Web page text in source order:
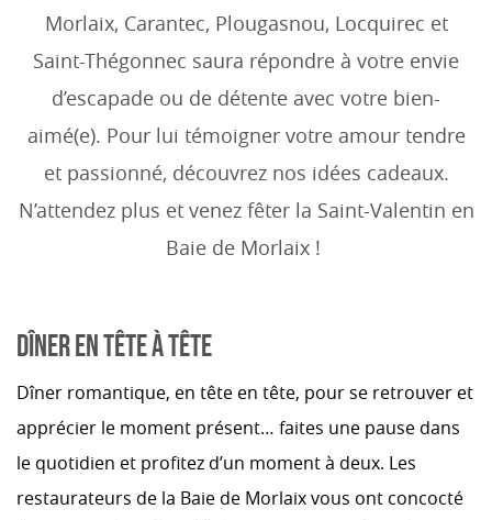
Morlaix, Carantec, Plougasnou, Locquirec et
Saint-Thégonnec saura répondre à votre envie
d’escapade ou de détente avec votre bien-
aimé(e). Pour lui témoigner votre amour tendre
et passionné, découvrez nos idées cadeaux.
N’attendez plus et venez fêter la Saint-Valentin en
Baie de Morlaix !
DÎNER EN TÊTE À TÊTE
Dîner romantique, en tête en tête, pour se retrouver et
apprécier le moment présent… faites une pause dans
le quotidien et profitez d’un moment à deux. Les
restaurateurs de la Baie de Morlaix vous ont concocté